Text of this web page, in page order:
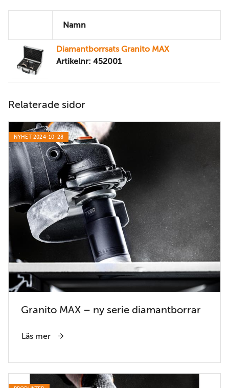
Namn
Diamantborrsats Granito MAX
Artikelnr: 452001
Relaterade sidor
NYHET 2024-10-28
Granito MAX – ny serie diamantborrar
Läs mer